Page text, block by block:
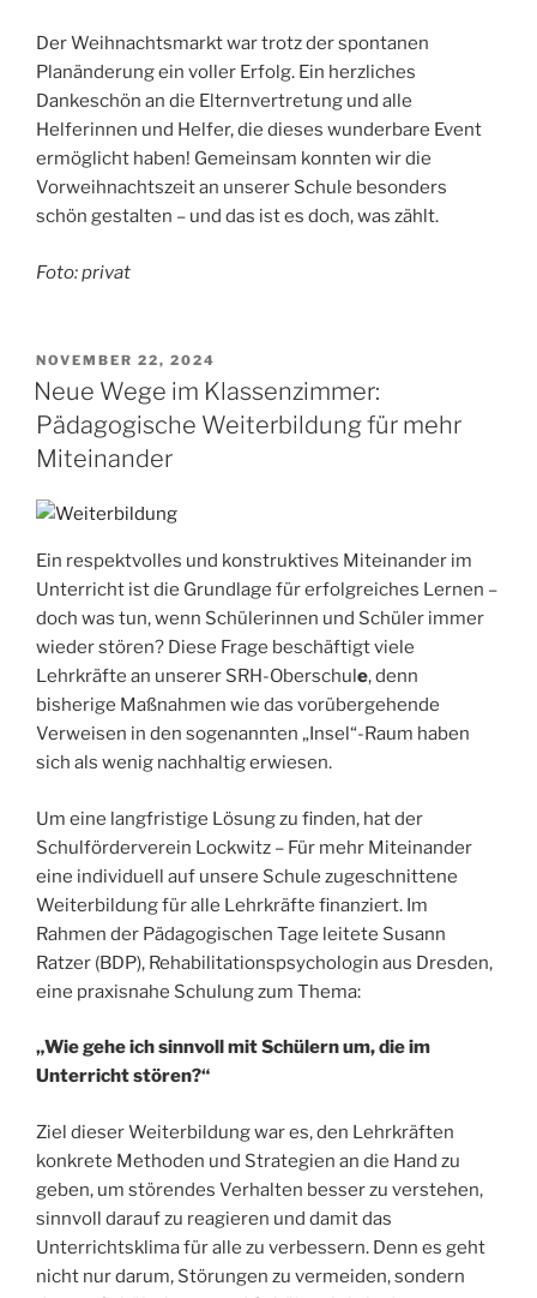
Der Weihnachtsmarkt war trotz der spontanen
Planänderung ein voller Erfolg. Ein herzliches
Dankeschön an die Elternvertretung und alle
Helferinnen und Helfer, die dieses wunderbare Event
ermöglicht haben! Gemeinsam konnten wir die
Vorweihnachtszeit an unserer Schule besonders
schön gestalten – und das ist es doch, was zählt.
Foto: privat
VERÖFFENTLICHT
AM
NOVEMBER 22, 2024
Neue Wege im Klassenzimmer:
Pädagogische Weiterbildung für mehr
Miteinander
Ein respektvolles und konstruktives Miteinander im
Unterricht ist die Grundlage für erfolgreiches Lernen –
doch was tun, wenn Schülerinnen und Schüler immer
wieder stören? Diese Frage beschäftigt viele
Lehrkräfte an unserer SRH-Oberschule, denn
bisherige Maßnahmen wie das vorübergehende
Verweisen in den sogenannten „Insel“-Raum haben
sich als wenig nachhaltig erwiesen.
Um eine langfristige Lösung zu finden, hat der
Schulförderverein Lockwitz – Für mehr Miteinander
eine individuell auf unsere Schule zugeschnittene
Weiterbildung für alle Lehrkräfte finanziert. Im
Rahmen der Pädagogischen Tage leitete Susann
Ratzer (BDP), Rehabilitationspsychologin aus Dresden,
eine praxisnahe Schulung zum Thema:
„Wie gehe ich sinnvoll mit Schülern um, die im
Unterricht stören?“
Ziel dieser Weiterbildung war es, den Lehrkräften
konkrete Methoden und Strategien an die Hand zu
geben, um störendes Verhalten besser zu verstehen,
sinnvoll darauf zu reagieren und damit das
Unterrichtsklima für alle zu verbessern. Denn es geht
nicht nur darum, Störungen zu vermeiden, sondern